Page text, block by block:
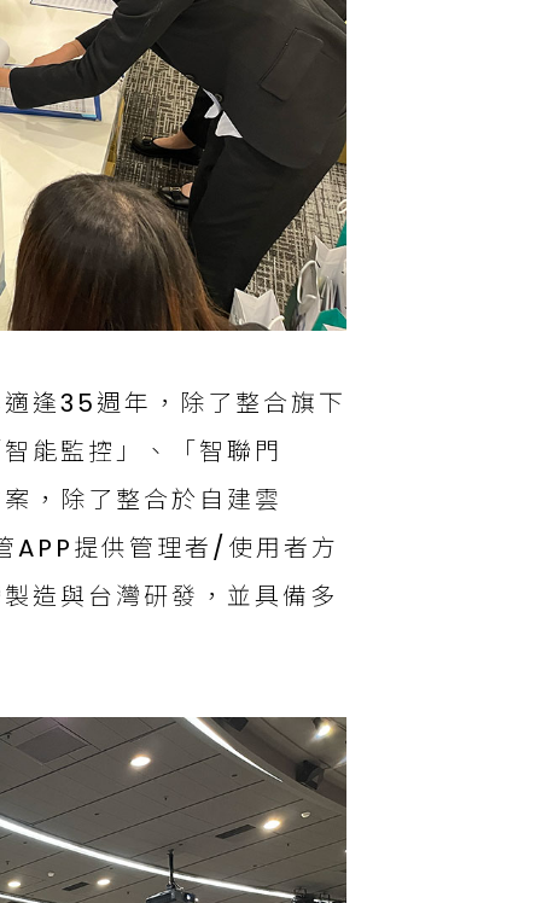
逢35週年，除了整合旗下
能監控」、「智聯門
，除了整合於自建雲
APP提供管理者/使用者方
造與台灣研發，並具備多